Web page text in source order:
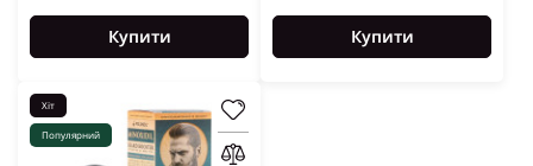
Купити Купити
Хіт
Популярний